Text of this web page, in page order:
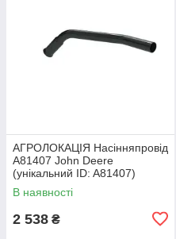
АГРОЛОКАЦІЯ Насінняпровід
A81407 John Deere
(унікальний ID: A81407)
В наявності
2 538 ₴